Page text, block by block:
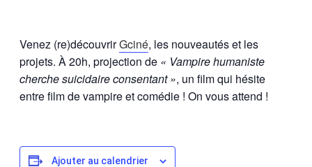
Venez (re)découvrirGciné, les nouveautés et les
projets. À 20h, projection de « Vampire humaniste
cherche suicidaire consentant », un film qui hésite
entre film de vampire et comédie ! On vous attend !
Ajouter au calendrier